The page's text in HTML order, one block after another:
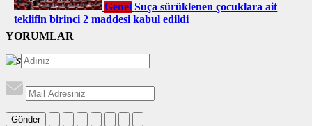
Genel Suça sürüklenen çocuklara ait
teklifin birinci 2 maddesi kabul edildi
YORUMLAR
Gönder